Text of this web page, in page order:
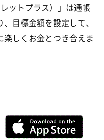
ットプラス）」は通帳
目標金額を設定して、
しくお金とつき合えま